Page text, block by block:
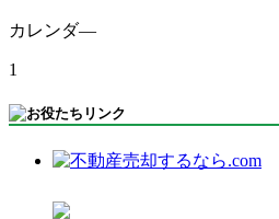
カレンダ―
1